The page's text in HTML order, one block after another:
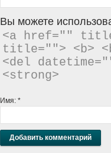
Вы можете
<a href=""
title=""> <b>
<del
<strong>
Имя: *